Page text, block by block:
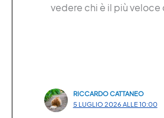
vedere chi è il più veloce
RICCARDO CATTANEO
5 LUGLIO 2026 ALLE 10:00